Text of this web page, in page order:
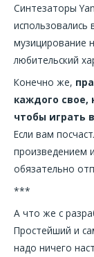
Синтезаторы
использовались
музицирование
любительский
Конечно же,
каждого свое,
чтобы играть
Если вам
произведением
обязательно
***
А что же с
Простейший и
надо ничего